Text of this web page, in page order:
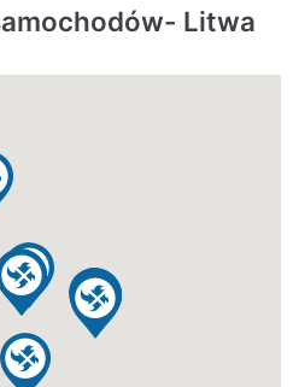
Litwa